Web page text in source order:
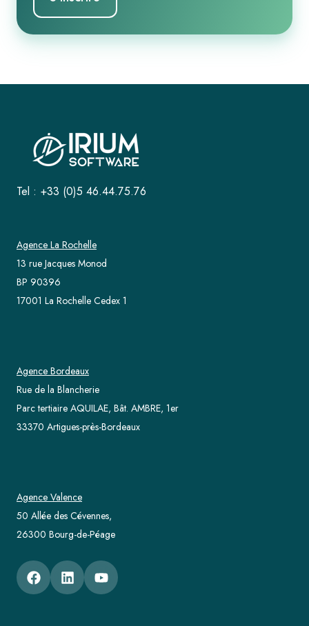
Tel : +33 (0)5 46.44.75.76
Agence La Rochelle
13 rue Jacques Monod
BP 90396
17001 La Rochelle Cedex 1
Agence Bordeaux
Rue de la Blancherie
Parc tertiaire AQUILAE, Bât. AMBRE, 1er
33370 Artigues-près-Bordeaux
Agence Valence
50 Allée des Cévennes,
26300 Bourg-de-Péage